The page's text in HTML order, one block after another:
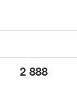
2 888